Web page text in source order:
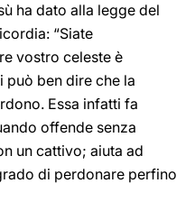
ha dato alla legge del
“Siate
vostro celeste è
può ben dire che la
Essa infatti fa
offende senza
un cattivo; aiuta ad
di perdonare perfino